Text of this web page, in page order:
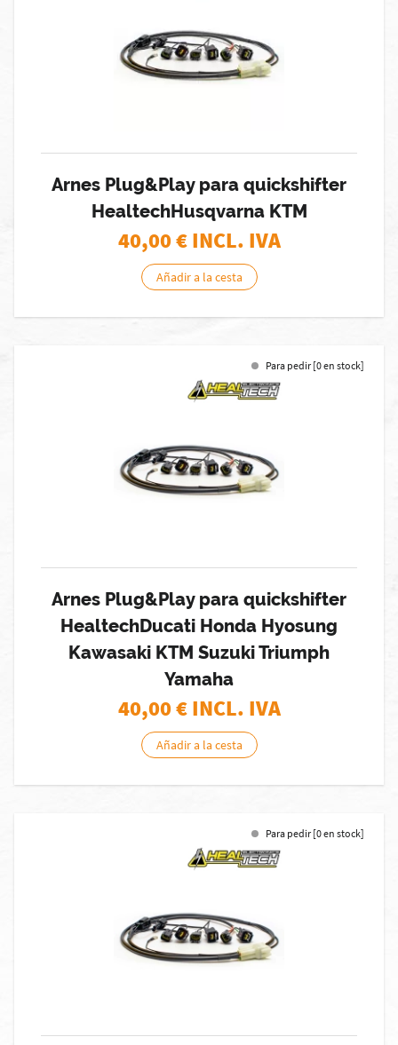
Arnes Plug&Play para quickshifter
HealtechHusqvarna KTM
40,00€ INCL. IVA
Añadir a la cesta
Para pedir [0 en stock]
Arnes Plug&Play para quickshifter
HealtechDucati Honda Hyosung
Kawasaki KTM Suzuki Triumph
Yamaha
40,00€ INCL. IVA
Añadir a la cesta
Para pedir [0 en stock]